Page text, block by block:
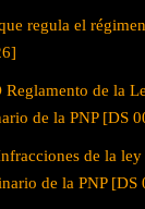
regula el
de la
de la PNP [DS
de la
de la PNP [DS